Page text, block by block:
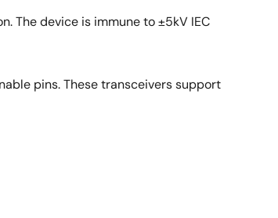
The device is immune to ±5kV IEC
pins. These transceivers support